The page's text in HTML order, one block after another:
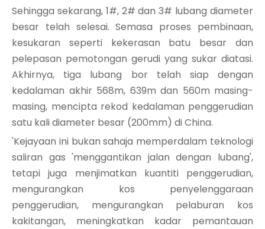
Sehingga sekarang, 1#, 2# dan 3# lubang diameter
besar telah selesai. Semasa proses pembinaan,
kesukaran seperti kekerasan batu besar dan
pelepasan pemotongan gerudi yang sukar diatasi.
Akhirnya, tiga lubang bor telah siap dengan
kedalaman akhir 568m, 639m dan 560m masing-
masing, mencipta rekod kedalaman penggerudian
satu kali diameter besar (200mm) di China.
'Kejayaan ini bukan sahaja memperdalam teknologi
saliran gas 'menggantikan jalan dengan lubang',
tetapi juga menjimatkan kuantiti penggerudian,
mengurangkan kos penyelenggaraan
penggerudian, mengurangkan pelaburan kos
kakitangan, meningkatkan kadar pemantauan